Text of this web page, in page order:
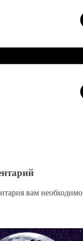
вам необходимо